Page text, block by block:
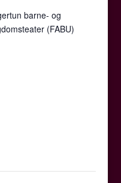
barne- og
(FABU)